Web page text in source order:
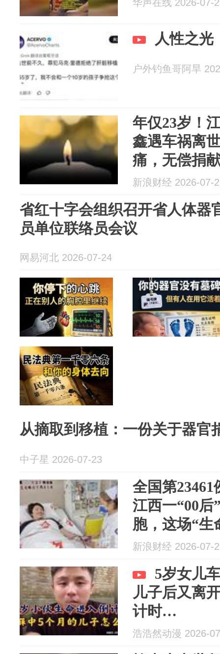
华声在线 2026-07-
人性之光
户外钓鱼哥阿旱
年仅23岁！
鑫遇车祸离
痛，无偿捐
新浪财经 2026-07-
省红十字会组织召开省人体器
员单位联络员会议
网易河北 2026-07-24
从摘取到移植：一份关于器官
中子星 2026-07-23
全国第23461
江西一“00后
胞，这场“生
新浪财经 2026-07-
5岁女儿
儿子后又离
计时…
浩浩然动漫 2026-